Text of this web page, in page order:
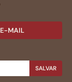
E-MAIL
SALVAR